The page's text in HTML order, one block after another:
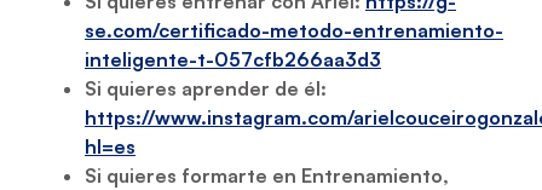
se.com/certificado-metodo-entrenamiento-
inteligente-t-057cfb266aa3d3
Si quieres aprender de él:
https://www.instagram.com/
hl=es
Si quieres formarte en Entrenamiento,